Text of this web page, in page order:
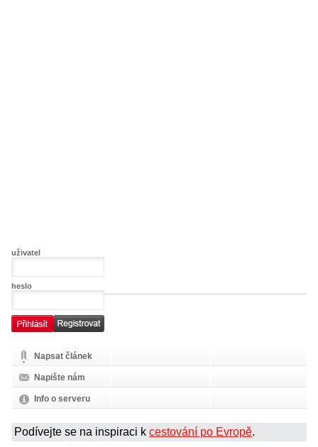
uživatel
heslo
Napsat článek
Napište nám
Info o serveru
Podívejte se na inspiraci k cestování po Evropě.